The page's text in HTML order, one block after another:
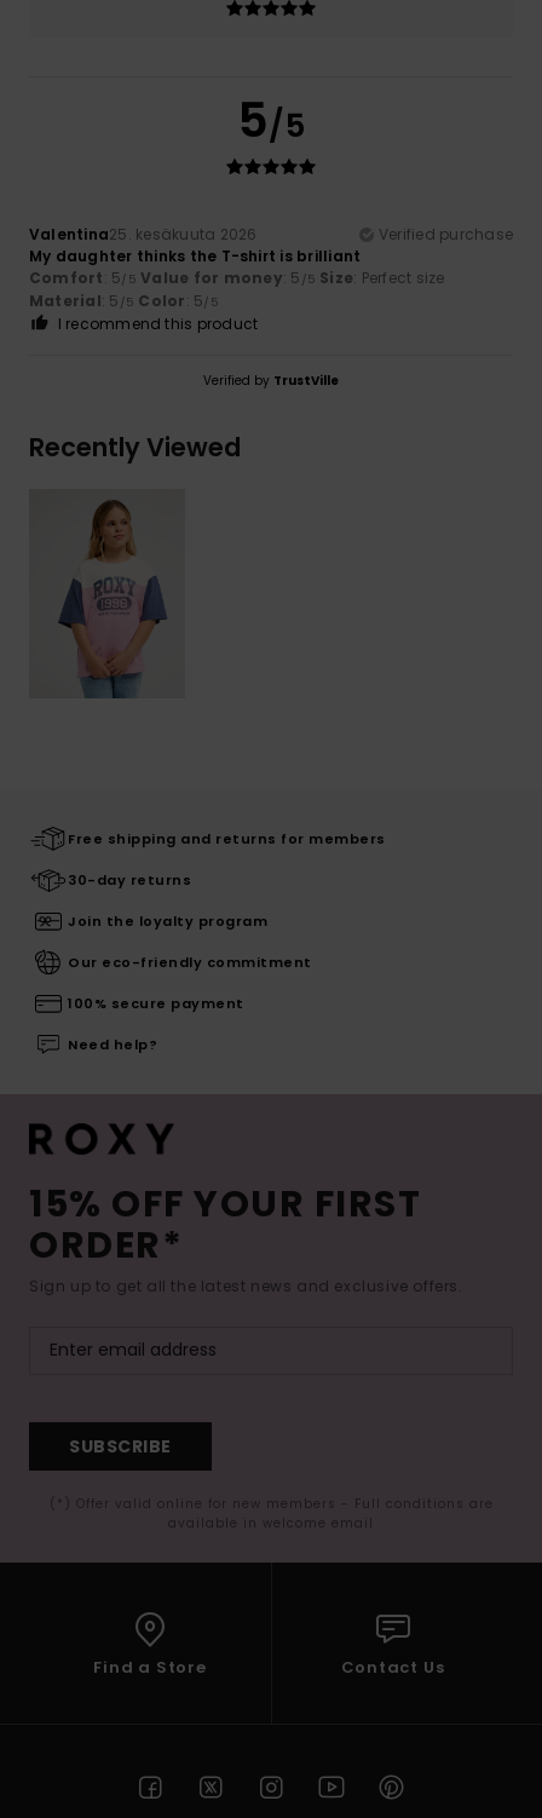
5/5
Valentina25. kesäkuuta 2026
Verified purchase
My daughter thinks the T-shirt is brilliant
Comfort: 5/5 Value for money: 5 /5 Size: Perfect size
Material: 5 /5 Color: 5/5
I recommend this product
Verified by TrustVille
Recently Viewed
Free shipping and returns for members
30-day returns
Join the loyalty program
Our eco-friendly commitment
100% secure payment
Need help?
15% OFF YOUR FIRST
ORDER*
Sign up to get all the latest news and exclusive offers.
SUBSCRIBE
(*) Offer valid online for new members - Full conditions are
available in welcome email
Find a Store Contact Us